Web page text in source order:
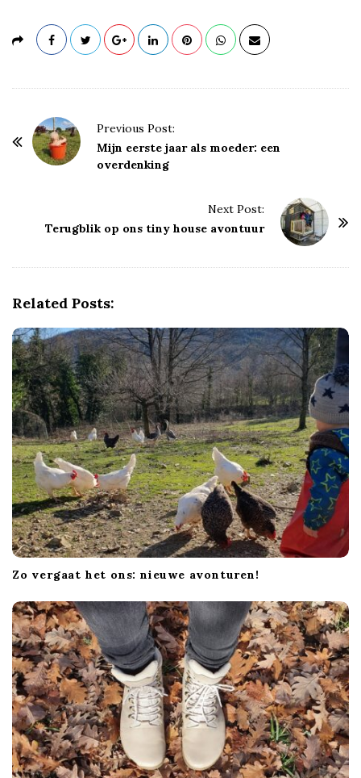
Previous Post:
Mijn eerste jaar als moeder: een
overdenking
Next Post:
Terugblik op ons tiny house avontuur
Related Posts:
Zo vergaat het ons: nieuwe avonturen!